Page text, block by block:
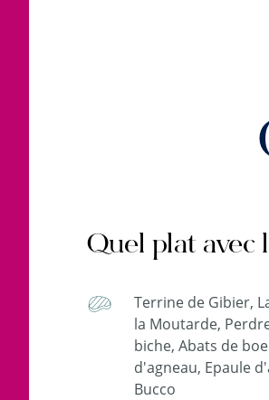
Quel plat avec
Terrine de Gibier,
la Moutarde,
biche, Abats de
d'agneau, Epaule
Bucco